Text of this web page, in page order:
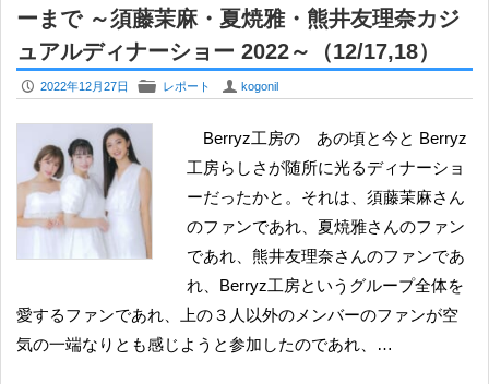
ーまで ～須藤茉麻・夏焼雅・熊井友理奈カジ
ュアルディナーショー 2022～（12/17,18）
P 2022年12月27日 F レポート U kogonil
Berryz工房の あの頃と今と Berryz
工房らしさが随所に光るディナーショ
ーだったかと。それは、須藤茉麻さん
のファンであれ、夏焼雅さんのファン
であれ、熊井友理奈さんのファンであ
れ、Berryz工房というグループ全体を
愛するファンであれ、上の３人以外のメンバーのファンが空
気の一端なりとも感じようと参加したのであれ、…